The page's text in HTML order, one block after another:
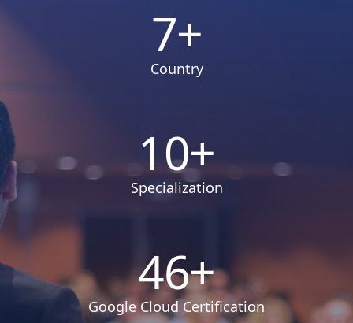
46+
Google Cloud Certification
10+
Specialization
7+
Country